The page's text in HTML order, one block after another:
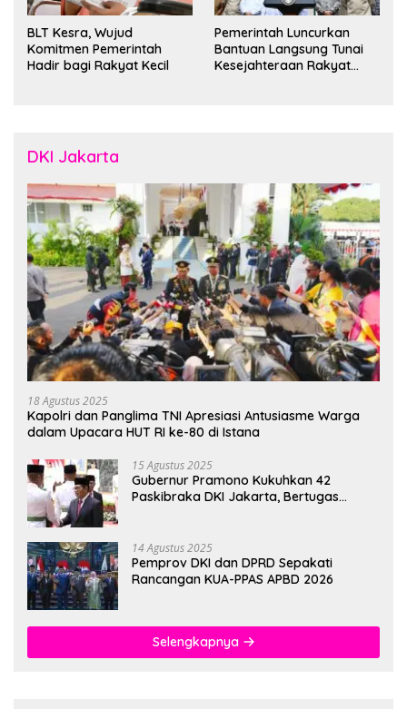
BLT Kesra, Wujud
Komitmen Pemerintah
Hadir bagi Rakyat Kecil
Pemerintah Luncurkan
Bantuan Langsung Tunai
Kesejahteraan Rakyat
DKI Jakarta
18 Agustus 2025
Kapolri dan Panglima TNI Apresiasi Antusiasme Warga
dalam Upacara HUT RI ke-80 di Istana
15 Agustus 2025
Gubernur Pramono Kukuhkan 42
Paskibraka DKI Jakarta, Bertugas
14 Agustus 2025
Pemprov DKI dan DPRD Sepakati
Rancangan KUA-PPAS APBD 2026
Selengkapnya